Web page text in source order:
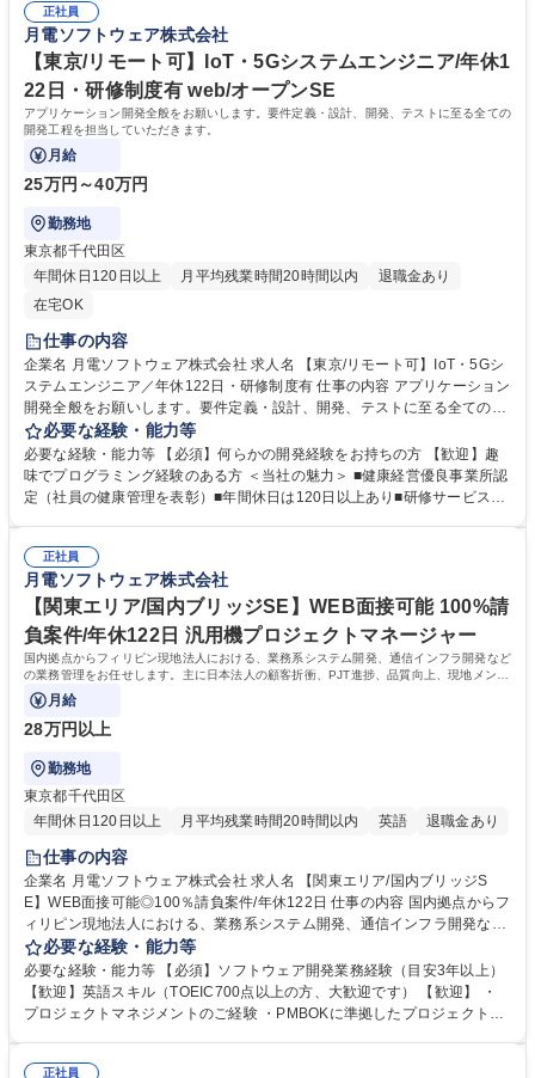
ィング、PL管理、経営まで幅広い経営スキル■英語研修や英語力を養える
環境■上司との定期面談あり（業務やキャリア形成などの相談・アドバイ
スの機会） 学歴・資格 学歴：大学院 大学 高専 短大 専修学校 語学力： 資
格：
正社員
月電ソフトウェア株式会社
【東京/リモート可】IoT・5Gシステムエンジニア/年休1
22日・研修制度有 web/オープンSE
アプリケーション開発全般をお願いします。要件定義・設計、開発、テストに至る全ての
開発工程を担当していただきます。
月給
25万円～40万円
勤務地
東京都千代田区
年間休日120日以上
月平均残業時間20時間以内
退職金あり
在宅OK
仕事の内容
企業名 月電ソフトウェア株式会社 求人名 【東京/リモート可】IoT・5Gシ
ステムエンジニア／年休122日・研修制度有 仕事の内容 アプリケーション
開発全般をお願いします。要件定義・設計、開発、テストに至る全ての開
発工程を担当していただきます。 ■仕事の魅力： 「IoTや5Gなど、大手通
信キャリア向けシステムの受諾開発（フィリピンオルティガス都市拠点と
連携）」 ◇IoTや5G、ビックデータ、AIなど最新の通信テクノロジーの専
門性が付く！ ◇大手通信キャリア向けのネットワーク／インフラシステム
必要な経験・能力等
必要な経験・能力等 【必須】何らかの開発経験をお持ちの方 【歓迎】趣
味でプログラミング経験のある方 ＜当社の魅力＞ ■健康経営優良事業所認
定（社員の健康管理を表彰）■年間休日は120日以上あり■研修サービスと
■上司との定期面談あり（業務やキャリア形成などの相談・アドバイスの
機会） 学歴・資格 学歴：大学院 大学 高専 短大 専修学校 語学力： 資格：
正社員
月電ソフトウェア株式会社
【関東エリア/国内ブリッジSE】WEB面接可能 100%請
負案件/年休122日 汎用機プロジェクトマネージャー
国内拠点からフィリピン現地法人における、業務系システム開発、通信インフラ開発など
の業務管理をお任せします。主に日本法人の顧客折衝、PJT進捗、品質向上、現地メンバ
ーのマネジメント等をお願いします。
月給
28万円以上
勤務地
東京都千代田区
年間休日120日以上
月平均残業時間20時間以内 英語 退職金あり
仕事の内容
企業名 月電ソフトウェア株式会社 求人名 【関東エリア/国内ブリッジS
E】WEB面接可能◎100％請負案件/年休122日 仕事の内容 国内拠点からフ
ィリピン現地法人における、業務系システム開発、通信インフラ開発など
の業務管理をお任せします。主に日本法人の顧客折衝、PJT進捗、品質向
上、現地メンバーのマネジメント等をお願いします。 国内BSEとして経験
を積み、将来は海外BSEとして活躍の道があります。 【顧客について】お
客様となる日本企業です。日本企業とフィリピンの現地エンジニアとの仲
ウと実績があります。フィリピンオフショア開発のパイオニア的存在と自
必要な経験・能力等
必要な経験・能力等 【必須】ソフトウェア開発業務経験（目安3年以上）
【歓迎】英語スキル（TOEIC700点以上の方、大歓迎です） 【歓迎】 ・
プロジェクトマネジメントのご経験 ・PMBOKに準拠したプロジェクト管
正社員